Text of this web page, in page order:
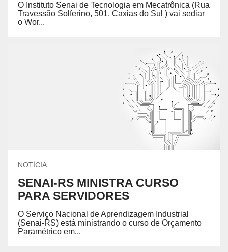
O Instituto Senai de Tecnologia em Mecatrônica (Rua
Travessão Solferino, 501, Caxias do Sul ) vai sediar
o Wor...
NOTÍCIA
SENAI-RS MINISTRA CURSO
PARA SERVIDORES
O Serviço Nacional de Aprendizagem Industrial
(Senai-RS) está ministrando o curso de Orçamento
Paramétrico em...